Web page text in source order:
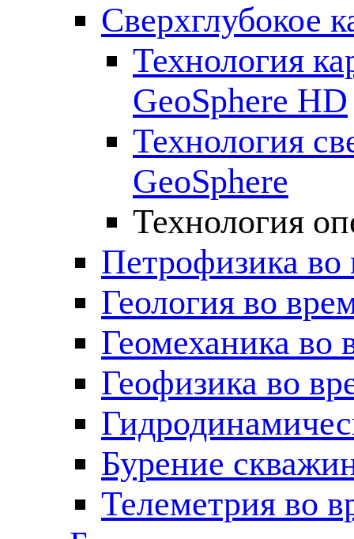
Сверхглубокое
Технология
GeoSphere HD
Технология
GeoSphere
Технология
Петрофизика во
Геология во
Геомеханика во
Геофизика во
Бурение
Телеметрия во